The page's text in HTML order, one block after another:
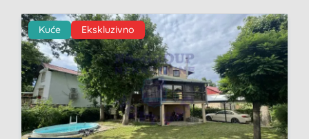
Kuće Ekskluzivno